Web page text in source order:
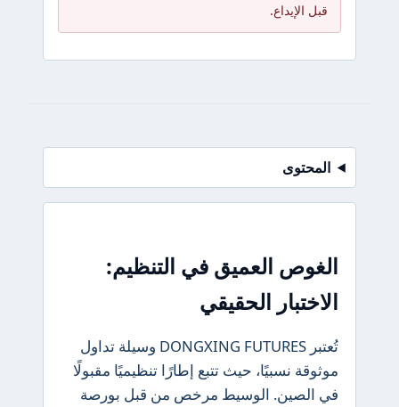
قبل الإيداع.
المحتوى
الغوص العميق في التنظيم:
الاختبار الحقيقي
تُعتبر DONGXING FUTURES وسيلة تداول
موثوقة نسبيًا، حيث تتبع إطارًا تنظيميًا مقبولًا
في الصين. الوسيط مرخص من قبل بورصة